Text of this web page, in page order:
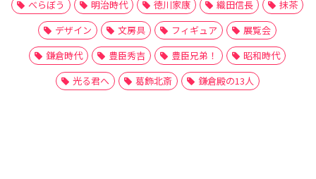
べらぼう
明治時代 徳川家康 織田信長
抹茶
デザイン
文房具 フィギュア
展覧会
鎌倉時代
豊臣秀吉 豊臣兄弟！
昭和時代
光る君へ
葛飾北斎 鎌倉殿の13人